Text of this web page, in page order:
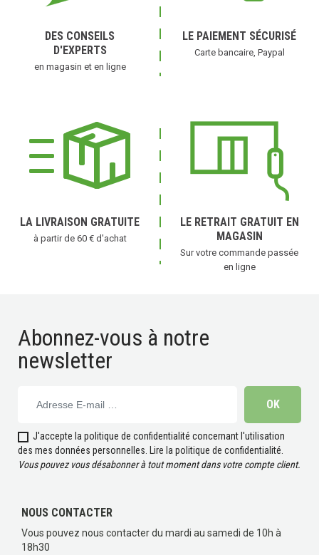
DES CONSEILS
D'EXPERTS
en magasin et en ligne
LE PAIEMENT SÉCURISÉ
Carte bancaire, Paypal
LA LIVRAISON GRATUITE
à partir de 60 € d'achat
LE RETRAIT GRATUIT EN
MAGASIN
Sur votre commande passée
en ligne
Abonnez-vous à notre
newsletter
J'accepte la politique de confidentialité concernant l'utilisation
des mes données personnelles. Lire la politique de confidentialité.
Vous pouvez vous désabonner à tout moment dans votre compte client.
NOUS CONTACTER
Vous pouvez nous contacter du mardi au samedi de 10h à
18h30